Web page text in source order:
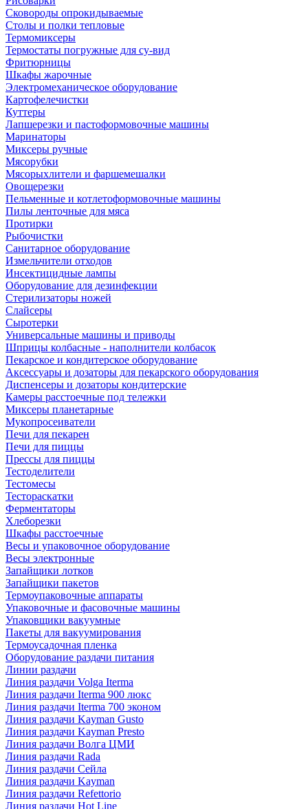
Сковороды опрокидываемые
Столы и полки тепловые
Термомиксеры
Термостаты погружные для су-вид
Фритюрницы
Шкафы жарочные
Электромеханическое оборудование
Картофелечистки
Куттеры
Лапшерезки и пастоформовочные машины
Маринаторы
Миксеры ручные
Мясорубки
Мясорыхлители и фаршемешалки
Овощерезки
Пельменные и котлетоформовочные машины
Пилы ленточные для мяса
Протирки
Рыбочистки
Санитарное оборудование
Измельчители отходов
Инсектицидные лампы
Оборудование для дезинфекции
Стерилизаторы ножей
Слайсеры
Сыротерки
Универсальные машины и приводы
Шприцы колбасные - наполнители колбасок
Пекарское и кондитерское оборудование
Аксессуары и дозаторы для пекарского оборудования
Диспенсеры и дозаторы кондитерские
Камеры расстоечные под тележки
Миксеры планетарные
Мукопросеиватели
Печи для пекарен
Печи для пиццы
Прессы для пиццы
Тестоделители
Тестомесы
Тестораскатки
Ферментаторы
Хлеборезки
Шкафы расстоечные
Весы и упаковочное оборудование
Весы электронные
Запайщики лотков
Запайщики пакетов
Термоупаковочные аппараты
Упаковочные и фасовочные машины
Упаковщики вакуумные
Пакеты для вакуумирования
Термоусадочная пленка
Оборудование раздачи питания
Линии раздачи
Линия раздачи Volga Iterma
Линия раздачи Iterma 900 люкс
Линия раздачи Iterma 700 эконом
Линия раздачи Kayman Gusto
Линия раздачи Kayman Presto
Линия раздачи Волга ЦМИ
Линия раздачи Rada
Линия раздачи Сейла
Линия раздачи Kayman
Линия раздачи Refettorio
Линия раздачи Hot Line